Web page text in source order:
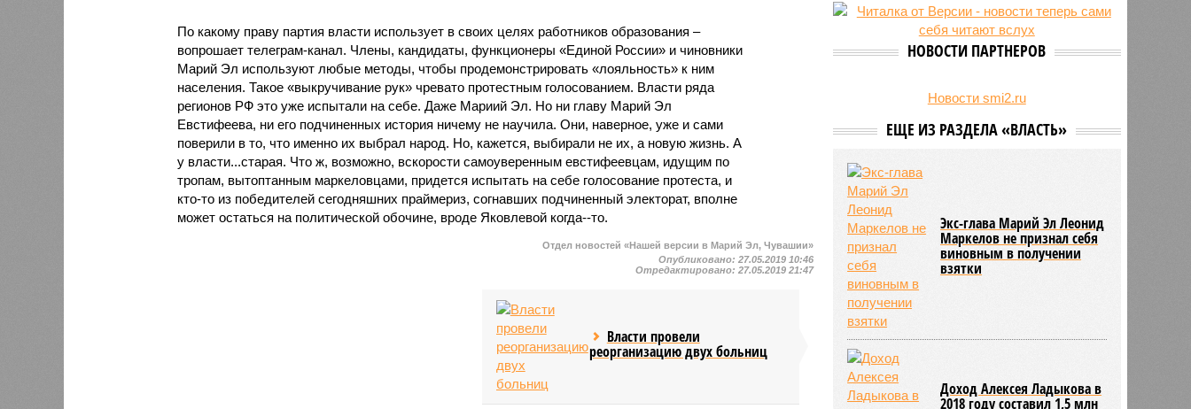
По какому праву партия власти использует в своих целях работников образования –
вопрошает телеграм-канал. Члены, кандидаты, функционеры «Единой России» и чиновники
Марий Эл используют любые методы, чтобы продемонстрировать «лояльность» к ним
населения. Такое «выкручивание рук» чревато протестным голосованием. Власти ряда
регионов РФ это уже испытали на себе. Даже Мариий Эл. Но ни главу Марий Эл
Евстифеева, ни его подчиненных история ничему не научила. Они, наверное, уже и сами
поверили в то, что именно их выбрал народ. Но, кажется, выбирали не их, а новую жизнь. А
у власти...старая. Что ж, возможно, вскорости самоуверенным евстифеевцам, идущим по
тропам, вытоптанным маркеловцами, придется испытать на себе голосование протеста, и
кто-то из победителей сегодняшних праймериз, согнавших подчиненный электорат, вполне
может остаться на политической обочине, вроде Яковлевой когда--то.
Отдел новостей «Нашей версии в Марий Эл, Чувашии»
Опубликовано:27.05.2019 10:46
Отредактировано:27.05.2019 21:47
Власти провели
реорганизацию двух больниц
23/07
В Чувашии за 6 месяцев изъято
свыше 500 единиц оружия
НОВОСТИ ПАРТНЕРОВ
Новости smi2.ru
ЕЩЕ ИЗ РАЗДЕЛА «ВЛАСТЬ»
Экс-глава Марий Эл Леонид
Маркелов не признал себя
виновным в получении
взятки
Доход Алексея Ладыкова в
2018 году составил 1,5 млн